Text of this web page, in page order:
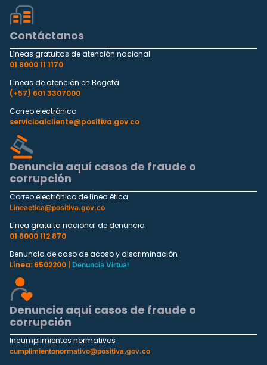
Contáctanos
Líneas gratuitas de atención nacional
01 8000 11 1170
Líneas de atención en Bogotá
(+57) 601 3307000
Correo electrónico
servicioalcliente@positiva.gov.co
Denuncia aquí casos de fraude o
corrupción
Correo electrónico de línea ética
Lineaetica@positiva.gov.co
Línea gratuita nacional de denuncia
01 8000 112 870
Denuncia de caso de acoso y discriminación
Línea: 6502200 |
Denuncia Virtual
Denuncia aquí casos de fraude o
corrupción
Incumplimientos normativos
cumplimientonormativo@positiva.gov.co